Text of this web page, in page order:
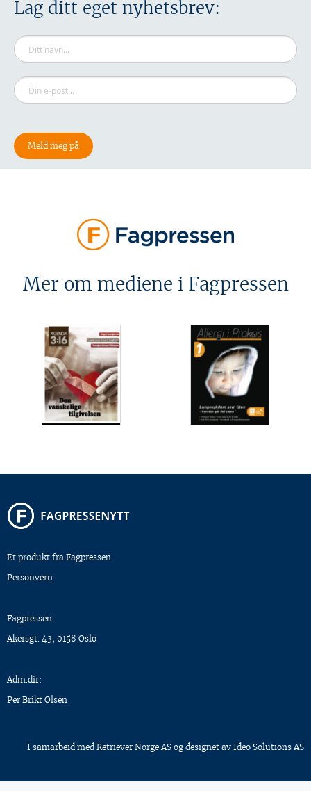
Lag ditt eget nyhetsbrev:
Mer om mediene i Fagpressen
Et produkt fra Fagpressen.
Personvern
Fagpressen
Akersgt. 43, 0158 Oslo
Adm.dir:
Per Brikt Olsen
I samarbeid med Retriever Norge AS og designet av Ideo Solutions AS